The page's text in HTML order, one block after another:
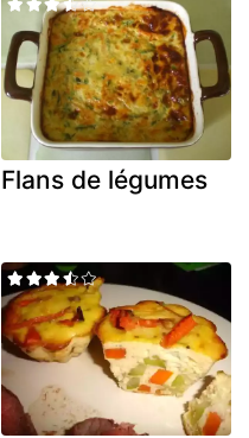
Flans de légumes